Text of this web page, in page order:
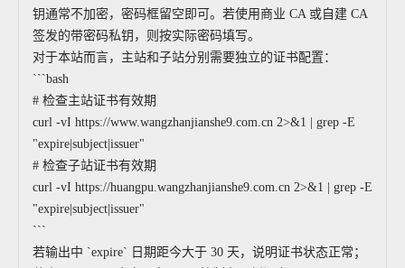
钥通常不加密，密码框留空即可。若使用商业 CA 或自建 CA
签发的带密码私钥，则按实际密码填写。
对于本站而言，主站和子站分别需要独立的证书配置：
```bash
# 检查主站证书有效期
curl -vI https://www.wangzhanjianshe9.com.cn 2>&1 | grep -E
"expire|subject|issuer"
# 检查子站证书有效期
curl -vI https://huangpu.wangzhanjianshe9.com.cn 2>&1 | grep -E
"expire|subject|issuer"
```
若输出中 `expire` 日期距今大于 30 天，说明证书状态正常；